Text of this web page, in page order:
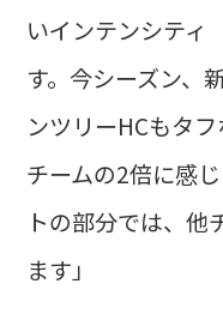
いインテンシティ
す。今シーズン、
ンツリーHCもタ
チームの2倍に感
トの部分では、他
ます」